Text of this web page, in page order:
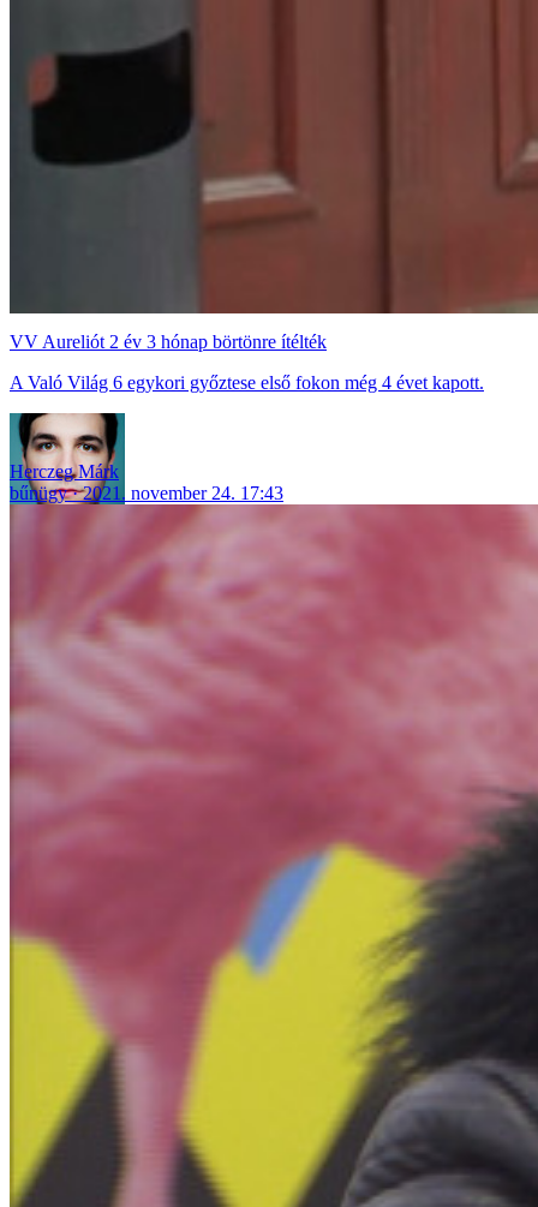
VV Aureliót 2 év 3 hónap börtönre ítélték
A Való Világ 6 egykori győztese első fokon még 4 évet kapott.
Herczeg Márk
bűnügy
2021. november 24. 17:43